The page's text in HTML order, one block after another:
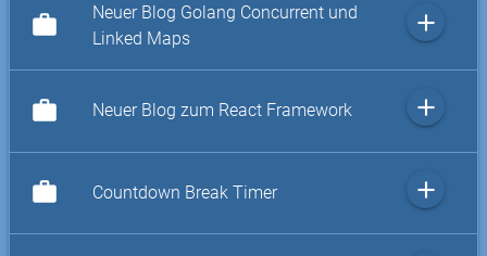
work
Neuer Blog Golang Concurrent und
Linked Maps
add
work Neuer Blog zum React Framework add
work Countdown Break Timer add